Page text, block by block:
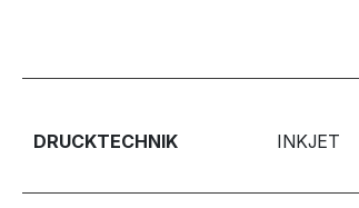
DRUCKTECHNIK INKJET